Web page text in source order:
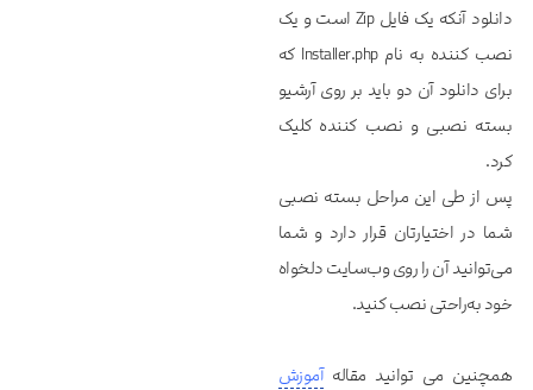
دانلود آنکه یک فایل Zip است و یک
نصب کننده به نام Installer.php که
برای دانلود آن دو باید بر روی آرشیو
بسته نصبی و نصب کننده کلیک
کرد.
پس از طی این مراحل بسته نصبی
شما در اختیارتان قرار دارد و شما
می‌توانید آن را روی وب‌سایت دلخواه
خود به‌راحتی نصب کنید.
همچنین می توانید مقالهآموزش